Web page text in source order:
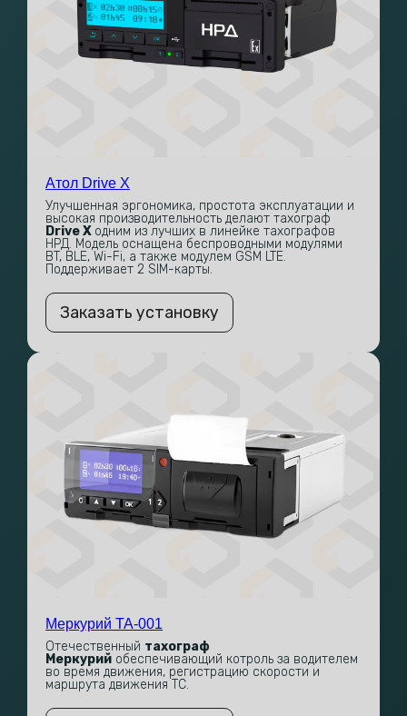
Атол Drive X
Улучшенная эргономика, простота эксплуатации и
высокая производительность делают тахограф
Drive X одним из лучших в линейке тахографов
НРД. Модель оснащена беспроводными модулями
BT, BLE, Wi-Fi, а также модулем GSM LTE.
Поддерживает 2 SIM-карты.
Заказать установку
Меркурий ТА-001
Отечественный тахограф
Меркурий обеспечивающий котроль за водителем
во время движения, регистрацию скорости и
маршрута движения ТС.